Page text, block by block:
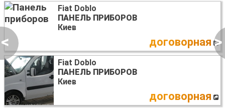
< >
Fiat Doblo
ПАНЕЛЬ ПРИБОРОВ
Киев
договорная
Fiat Doblo
ПАНЕЛЬ ПРИБОРОВ
Киев
договорная